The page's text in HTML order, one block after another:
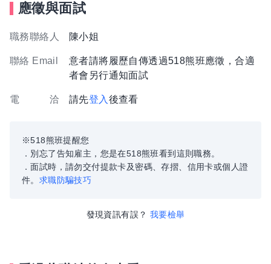
應徵與面試
職務聯絡人 陳小姐
聯絡 Email
意者請將履歷自傳透過518熊班應徵，合適
者會另行通知面試
電 洽 請先登入 後查看
※518熊班提醒您
．別忘了告知雇主，您是在518熊班看到這則職務。
．面試時，請勿交付提款卡及密碼、存摺、信用卡或個人證
件。 求職防騙技巧
發現資訊有誤？ 我要檢舉